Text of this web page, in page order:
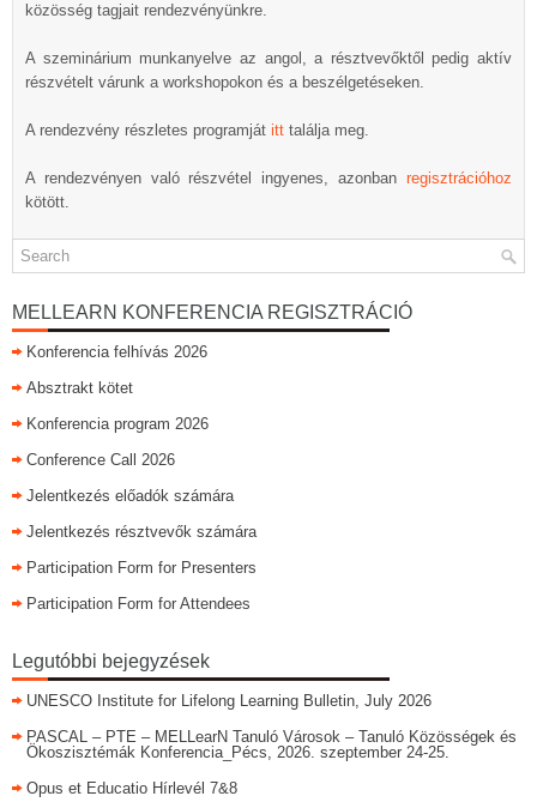
közösség tagjait rendezvényünkre.
A szeminárium munkanyelve az angol, a résztvevőktől pedig aktív
részvételt várunk a workshopokon és a beszélgetéseken.
A rendezvény részletes programját itt találja meg.
A rendezvényen való részvétel ingyenes, azonban regisztrációhoz
kötött.
MELLEARN KONFERENCIA REGISZTRÁCIÓ
Konferencia felhívás 2026
Absztrakt kötet
Konferencia program 2026
Conference Call 2026
Jelentkezés előadók számára
Jelentkezés résztvevők számára
Participation Form for Presenters
Participation Form for Attendees
Legutóbbi bejegyzések
UNESCO Institute for Lifelong Learning Bulletin, July 2026
PASCAL – PTE – MELLearN Tanuló Városok – Tanuló Közösségek és
Ökoszisztémák Konferencia_Pécs, 2026. szeptember 24-25.
Opus et Educatio Hírlevél 7&8